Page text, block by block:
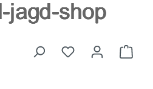
Du hast 0